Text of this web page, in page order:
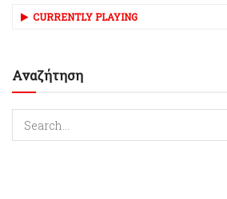
CURRENTLY PLAYING
Αναζήτηση